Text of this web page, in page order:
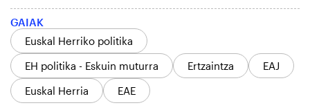
GAIAK
Euskal Herriko politika
EH politika - Eskuin muturra
Ertzaintza
EAJ
Euskal Herria
EAE